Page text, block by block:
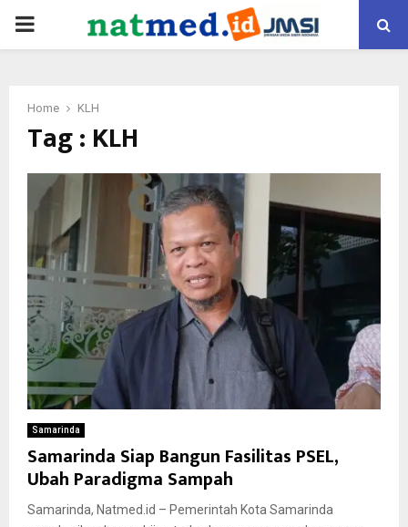
PRIMARY
Home KLH
Tag : KLH
Samarinda
Samarinda Siap Bangun Fasilitas PSEL,
Ubah Paradigma Sampah
Samarinda, Natmed.id – Pemerintah Kota Samarinda